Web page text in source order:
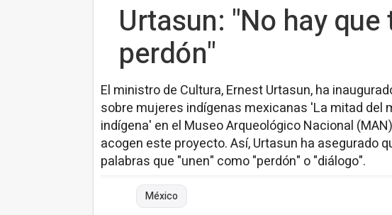
Urtasun: "No hay
perdón"
El ministro de Cultura, Ernest Urtasun, ha
sobre mujeres indígenas mexicanas 'La mitad del
indígena' en el Museo Arqueológico Nacional
acogen este proyecto. Así, Urtasun ha asegurado
palabras que "unen" como "perdón" o "diálogo".
México